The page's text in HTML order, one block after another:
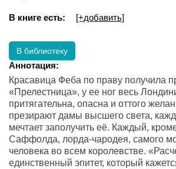
В книге есть: [+добавить]
В библиотеку
Аннотация:
Красавица Феба по праву получила
«Прелестница», у ее ног весь
притягательна, опасна и оттого
презирают дамы высшего света,
мечтает заполучить её. Каждый,
Саффолда, лорда-чародея, самого
человека во всем королевстве.
единственный эпитет, который